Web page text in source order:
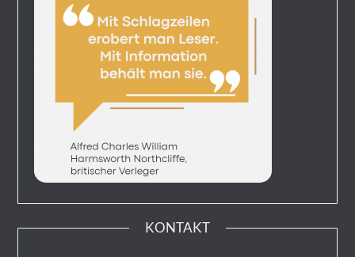
KONTAKT